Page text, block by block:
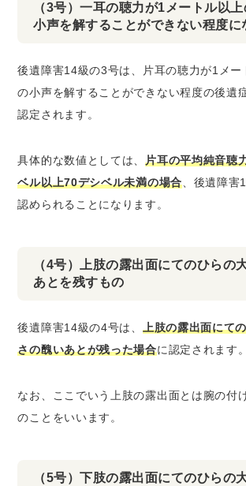
（3号）一耳の聴力が1メートル以
小声を解することができない程度に
後遺障害14級の3号は、片耳の聴力が1メー
の小声を解することができない程度の後遺
認定されます。
具体的な数値としては、片耳の平均純音聴
ベル以上70デシベル未満の場合、後遺障害
認められることになります。
（4号）上肢の露出面にてのひらの
あとを残すもの
後遺障害14級の4号は、 上肢の露出面にて
さの醜いあとが残った場合に認定されます。
なお、ここでいう上肢の露出面とは腕の付
のことをいいます。
（5号）下肢の露出面にてのひらの